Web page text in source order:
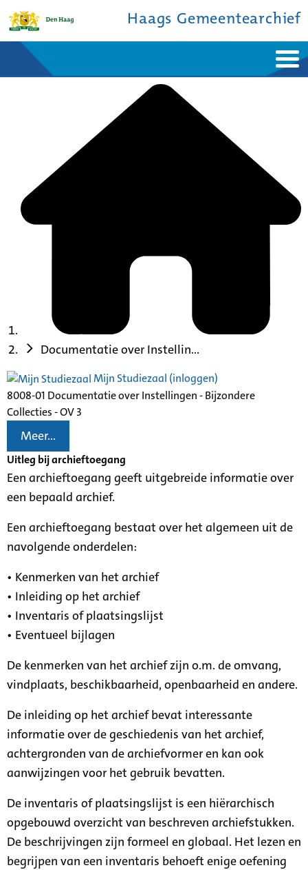
Haags Gemeentearchief
Bronnen en collecties
Documentatie over Instellin...
Mijn Studiezaal (inloggen)
8008-01 Documentatie over Instellingen - Bijzondere
Collecties - OV 3
Meer...
Uitleg bij archieftoegang
Een archieftoegang geeft uitgebreide informatie over
een bepaald archief.
Een archieftoegang bestaat over het algemeen uit de
navolgende onderdelen:
• Kenmerken van het archief
• Inleiding op het archief
• Inventaris of plaatsingslijst
• Eventueel bijlagen
De kenmerken van het archief zijn o.m. de omvang,
vindplaats, beschikbaarheid, openbaarheid en andere.
De inleiding op het archief bevat interessante
informatie over de geschiedenis van het archief,
achtergronden van de archiefvormer en kan ook
aanwijzingen voor het gebruik bevatten.
De inventaris of plaatsingslijst is een hiërarchisch
opgebouwd overzicht van beschreven archiefstukken.
De beschrijvingen zijn formeel en globaal. Het lezen en
begrijpen van een inventaris behoeft enige oefening